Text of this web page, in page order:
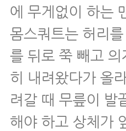
에 무게없이 하는
몸스쿼트는 허리
를 뒤로 쭉 빼고
히 내려왔다가 올
려갈 때 무릎이 발
해야 하고 상체가